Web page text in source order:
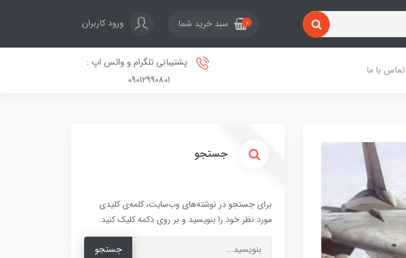
0 سبد خرید شما ورود کاربران
تماس با ما
پشتیبانی تلگرام و واتس اپ :
09012990801
جستجو
برای جستجو در نوشته‌های وب‌سایت، کلمه‌ی کلیدی
مورد نظر خود را بنویسید و بر روی دکمه کلیک کنید.
جستجو